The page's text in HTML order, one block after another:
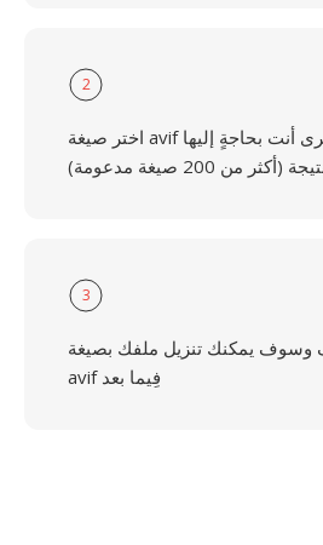
2
اختر صيغة avif أو أية صيغة أخرى أنت بحاجةٍ إليها
(أكثر من 200 صيغة مدعومة)
3
وسوف يمكنك تنزيل ملفك بصيغة
avif فِيما بعد